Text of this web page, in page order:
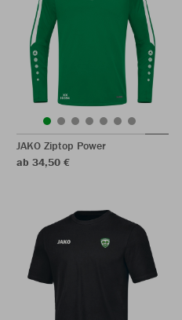
JAKO Ziptop Power
ab 34,50 €